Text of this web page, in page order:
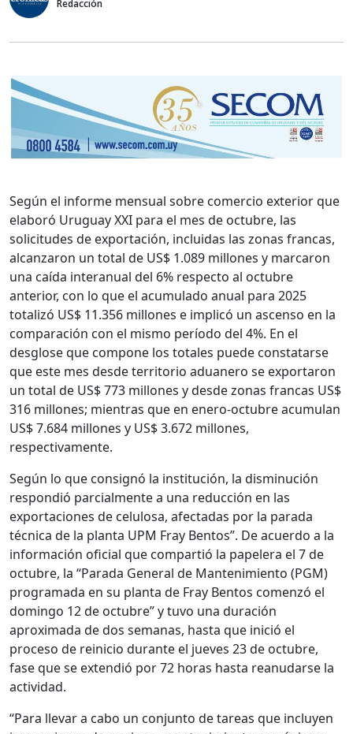
Redacción
Según el informe mensual sobre comercio exterior que
elaboró Uruguay XXI para el mes de octubre, las
solicitudes de exportación, incluidas las zonas francas,
alcanzaron un total de US$ 1.089 millones y marcaron
una caída interanual del 6% respecto al octubre
anterior, con lo que el acumulado anual para 2025
totalizó US$ 11.356 millones e implicó un ascenso en la
comparación con el mismo período del 4%. En el
desglose que compone los totales puede constatarse
que este mes desde territorio aduanero se exportaron
un total de US$ 773 millones y desde zonas francas US$
316 millones; mientras que en enero-octubre acumulan
US$ 7.684 millones y US$ 3.672 millones,
respectivamente.
Según lo que consignó la institución, la disminución
respondió parcialmente a una reducción en las
exportaciones de celulosa, afectadas por la parada
técnica de la planta UPM Fray Bentos”. De acuerdo a la
información oficial que compartió la papelera el 7 de
octubre, la “Parada General de Mantenimiento (PGM)
programada en su planta de Fray Bentos comenzó el
domingo 12 de octubre” y tuvo una duración
aproximada de dos semanas, hasta que inició el
proceso de reinicio durante el jueves 23 de octubre,
fase que se extendió por 72 horas hasta reanudarse la
actividad.
“Para llevar a cabo un conjunto de tareas que incluyen